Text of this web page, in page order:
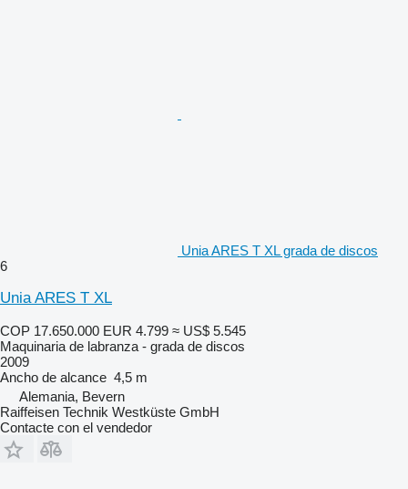
Unia ARES T XL grada de discos
6
Unia ARES T XL
COP 17.650.000 EUR 4.799 ≈ US$ 5.545
Maquinaria de labranza - grada de discos
2009
Ancho de alcance 4,5 m
Alemania, Bevern
Raiffeisen Technik Westküste GmbH
Contacte con el vendedor